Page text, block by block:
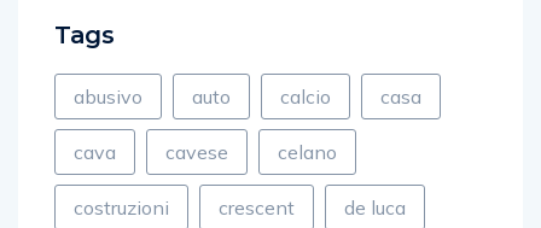
Tags
abusivo auto calcio casa
cava cavese celano
costruzioni crescent de luca